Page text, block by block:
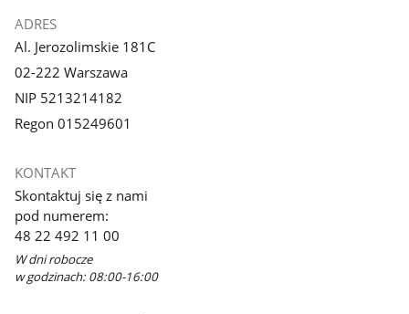
ADRES
Al. Jerozolimskie 181C
02-222 Warszawa
NIP 5213214182
Regon 015249601
KONTAKT
Skontaktuj się z nami
pod numerem:
48 22 492 11 00
W dni robocze
w godzinach: 08:00-16:00